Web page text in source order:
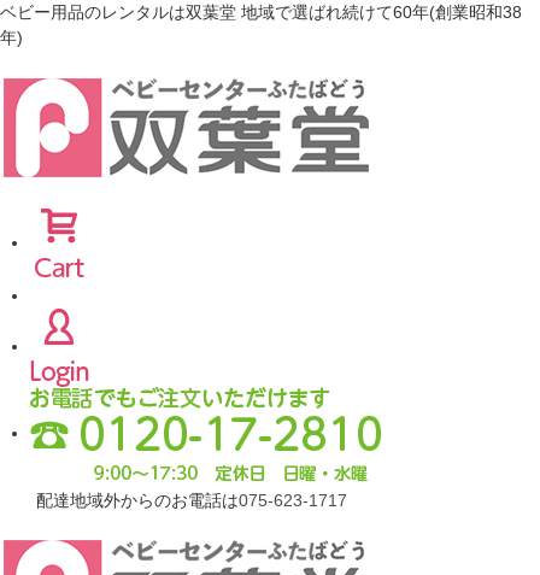
ベビー用品のレンタルは双葉堂 地域で選ばれ続けて60年(創業昭和38
年)
配達地域外からのお電話は075-623-1717